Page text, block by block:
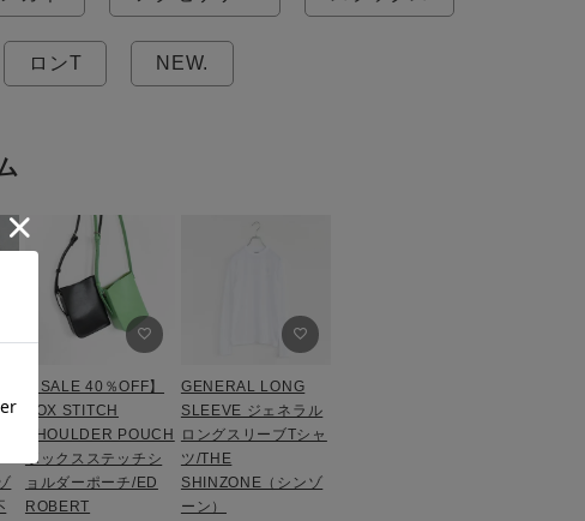
ロンT NEW.
【SALE 40％OFF】
BOX STITCH
SHOULDER POUCH
ボックスステッチシ
ョルダーポーチ/ED
ROBERT
GENERAL LONG
SLEEVE ジェネラル
ロングスリーブTシャ
ツ/THE
SHINZONE（シンゾ
ーン）